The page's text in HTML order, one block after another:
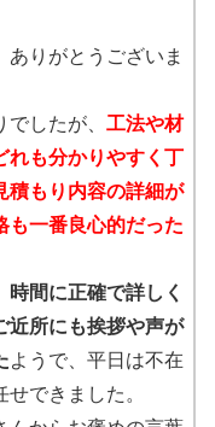
ありがとうございま
したが、 工法や材
れも分かりやすく丁
積もり内容の詳細が
も一番良心的だった
時間に正確で詳しく
近所にも挨拶や声が
ようで、平日は不在
できました。